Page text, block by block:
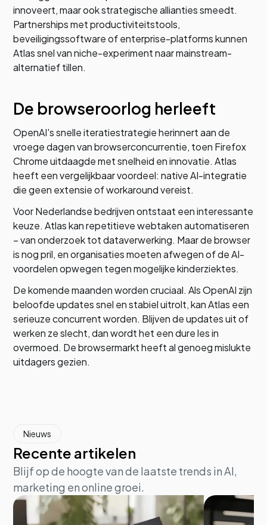
innoveert, maar ook strategische allianties smeedt.
Partnerships met productiviteitstools,
beveiligingssoftware of enterprise-platforms kunnen
Atlas snel van niche-experiment naar mainstream-
alternatief tillen.
De browseroorlog herleeft
OpenAI's snelle iteratiestrategie herinnert aan de
vroege dagen van browserconcurrentie, toen Firefox
Chrome uitdaagde met snelheid en innovatie. Atlas
heeft een vergelijkbaar voordeel: native AI-integratie
die geen extensie of workaround vereist.
Voor Nederlandse bedrijven ontstaat een interessante
keuze. Atlas kan repetitieve webtaken automatiseren
– van onderzoek tot dataverwerking. Maar de browser
is nog pril, en organisaties moeten afwegen of de AI-
voordelen opwegen tegen mogelijke kinderziektes.
De komende maanden worden cruciaal. Als OpenAI zijn
beloofde updates snel en stabiel uitrolt, kan Atlas een
serieuze concurrent worden. Blijven de updates uit of
werken ze slecht, dan wordt het een dure les in
overmoed. De browsermarkt heeft al genoeg mislukte
uitdagers gezien.
Nieuws
Recente artikelen
Blijf op de hoogte van de laatste trends in AI,
marketing en online groei.